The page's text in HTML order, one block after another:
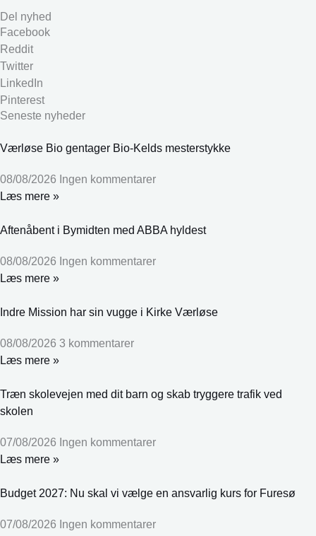
Del nyhed
Facebook
Reddit
Twitter
LinkedIn
Pinterest
Seneste nyheder
Værløse Bio gentager Bio-Kelds mesterstykke
08/08/2026 Ingen kommentarer
Læs mere »
Aftenåbent i Bymidten med ABBA hyldest
08/08/2026 Ingen kommentarer
Læs mere »
Indre Mission har sin vugge i Kirke Værløse
08/08/2026 3 kommentarer
Læs mere »
Træn skolevejen med dit barn og skab tryggere trafik ved
skolen
07/08/2026 Ingen kommentarer
Læs mere »
Budget 2027: Nu skal vi vælge en ansvarlig kurs for Furesø
07/08/2026 Ingen kommentarer